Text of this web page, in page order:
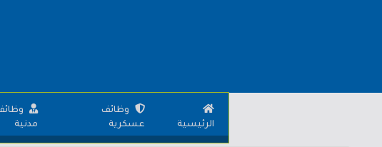
الرئيسية
وظائف
عسكرية
مدنية